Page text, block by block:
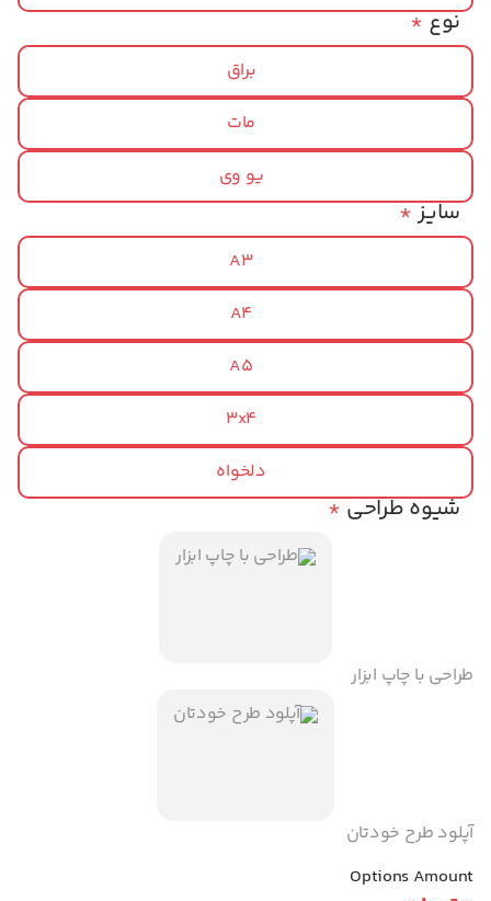
*نوع
براق
مات
یو وی
*سایز
A3
A4
A5
3x4
دلخواه
*شیوه طراحی
طراحی با چاپ ابزار
آپلود طرح خودتان
Options Amount